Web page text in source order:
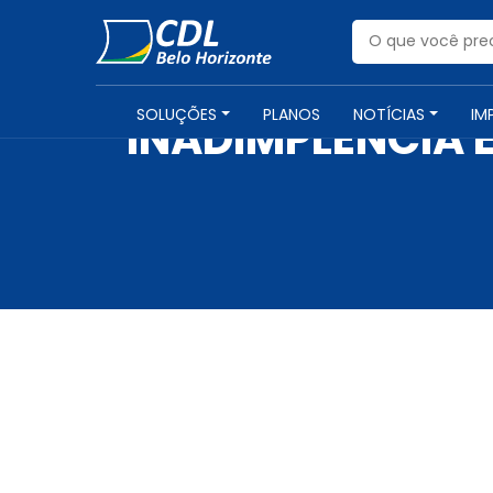
SOLUÇÕES PLANOS NOTÍCIAS
INADIMPLÊNCIA